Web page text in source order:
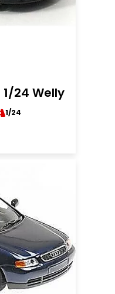
24 Welly
1/24